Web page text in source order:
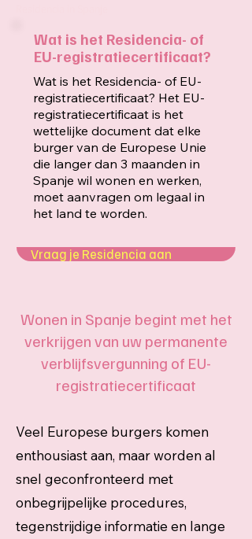
Wat is het Residencia- of
EU-registratiecertificaat?
Wat is het Residencia- of EU-
registratiecertificaat? Het EU-
registratiecertificaat is het
wettelijke document dat elke
burger van de Europese Unie
die langer dan 3 maanden in
Spanje wil wonen en werken,
moet aanvragen om legaal in
het land te worden.
Vraag je Residencia aan
Wonen in Spanje begint met het
verkrijgen van uw permanente
verblijfsvergunning of EU-
registratiecertificaat
Veel Europese burgers komen
enthousiast aan, maar worden al
snel geconfronteerd met
onbegrijpelijke procedures,
tegenstrijdige informatie en lange